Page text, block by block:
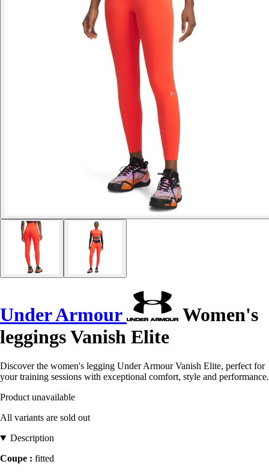
Under Armour
Women's
leggings Vanish Elite
Discover the women's legging Under Armour Vanish Elite, perfect for
your training sessions with exceptional comfort, style and performance.
Product unavailable
All variants are sold out
Description
Coupe : fitted